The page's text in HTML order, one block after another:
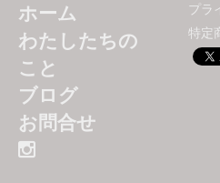
ホーム
わたしたちの
こと
ブログ
お問合せ
プラ
特定